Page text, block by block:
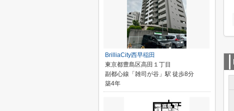
BrilliaCity西早稲田
東京都豊島区高田１丁目
副都心線「雑司が谷」駅 徒歩8分
築4年